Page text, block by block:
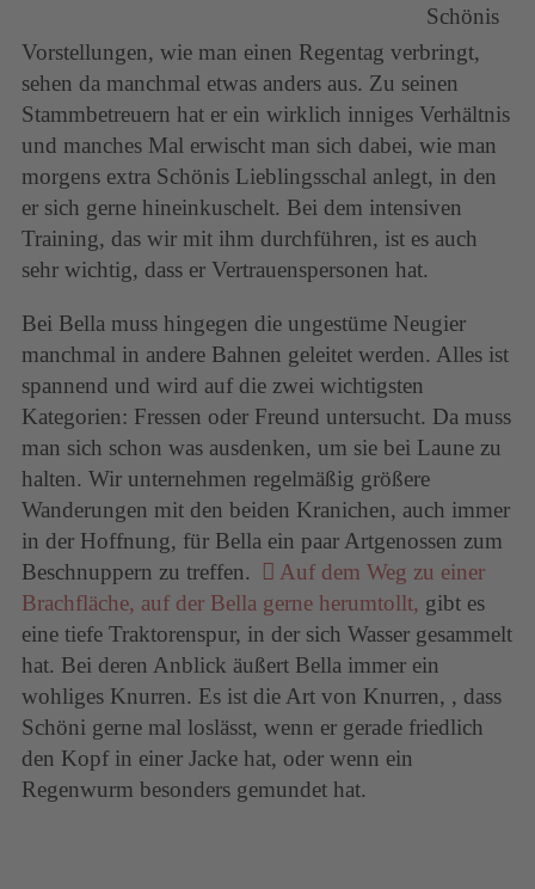
Schönis
Vorstellungen, wie man einen Regentag verbringt,
sehen da manchmal etwas anders aus. Zu seinen
Stammbetreuern hat er ein wirklich inniges Verhältnis
und manches Mal erwischt man sich dabei, wie man
morgens extra Schönis Lieblingsschal anlegt, in den
er sich gerne hineinkuschelt. Bei dem intensiven
Training, das wir mit ihm durchführen, ist es auch
sehr wichtig, dass er Vertrauenspersonen hat.
Bei Bella muss hingegen die ungestüme Neugier
manchmal in andere Bahnen geleitet werden. Alles ist
spannend und wird auf die zwei wichtigsten
Kategorien: Fressen oder Freund untersucht. Da muss
man sich schon was ausdenken, um sie bei Laune zu
halten. Wir unternehmen regelmäßig größere
Wanderungen mit den beiden Kranichen, auch immer
in der Hoffnung, für Bella ein paar Artgenossen zum
Beschnuppern zu treffen.
Auf dem Weg zu einer
Brachfläche, auf der Bella gerne herumtollt, gibt es
eine tiefe Traktorenspur, in der sich Wasser gesammelt
hat. Bei deren Anblick äußert Bella immer ein
wohliges Knurren. Es ist die Art von Knurren, , dass
Schöni gerne mal loslässt, wenn er gerade friedlich
den Kopf in einer Jacke hat, oder wenn ein
Regenwurm besonders gemundet hat.